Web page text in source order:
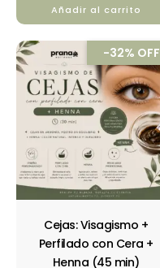
Añadir al carrito
-32% OFF
Cejas: Visagismo +
Perfilado con Cera +
Henna (45 min)
precio
original
era:
$21.990.
El